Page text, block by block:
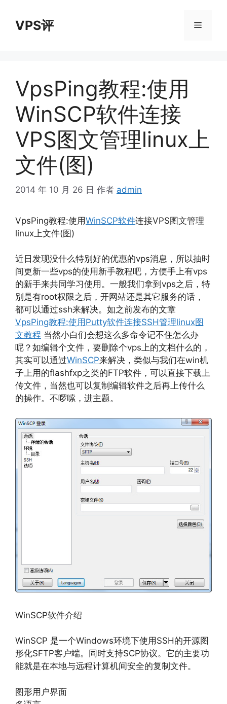
VPS评 菜
VpsPing教程:使用
WinSCP软件连接
VPS图文管理linux上
文件(图)
2014 年 10 月 26 日 作者 admin
VpsPing教程:使用WinSCP软件连接VPS图文管理
linux上文件(图)
近日发现没什么特别好的优惠的vps消息，所以抽时
间更新一些vps的使用新手教程吧，方便手上有vps
的新手来共同学习使用。一般我们拿到vps之后，特
别是有root权限之后，开网站还是其它服务的话，
都可以通过ssh来解决。如之前发布的文章
VpsPing教程:使用Putty软件连接SSH管理linux图
文教程 当然小白们会想这么多命令记不住怎么办
呢？如编辑个文件，要删除个vps上的文档什么的，
其实可以通过WinSCP来解决，类似与我们在win机
子上用的flashfxp之类的FTP软件，可以直接下载上
传文件，当然也可以复制编辑软件之后再上传什么
的操作。不啰嗦，进主题。
WinSCP软件介绍
WinSCP 是一个Windows环境下使用SSH的开源图
形化SFTP客户端。同时支持SCP协议。它的主要功
能就是在本地与远程计算机间安全的复制文件。
图形用户界面